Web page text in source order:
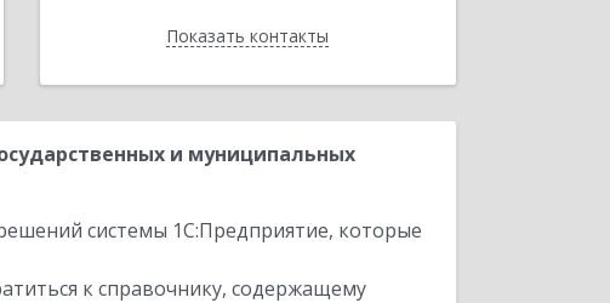
Показать контакты
Назад
и муниципальных
системы 1С:Предприятие, которые
к справочнику, содержащему